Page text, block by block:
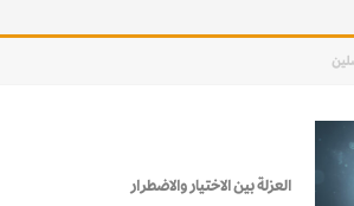
العزلة بين الاختيار والاضطرار